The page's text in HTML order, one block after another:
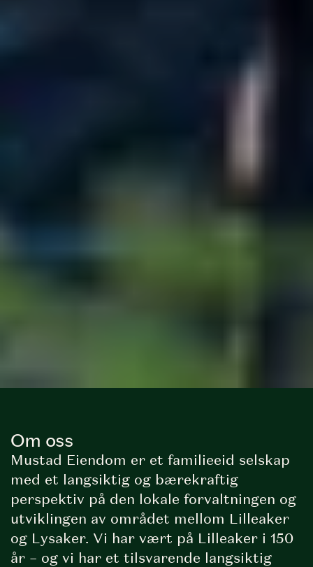
Om oss
Mustad Eiendom er et familieeid selskap
med et langsiktig og bærekraftig
perspektiv på den lokale forvaltningen og
utviklingen av området mellom Lilleaker
og Lysaker. Vi har vært på Lilleaker i 150
år – og vi har et tilsvarende langsiktig